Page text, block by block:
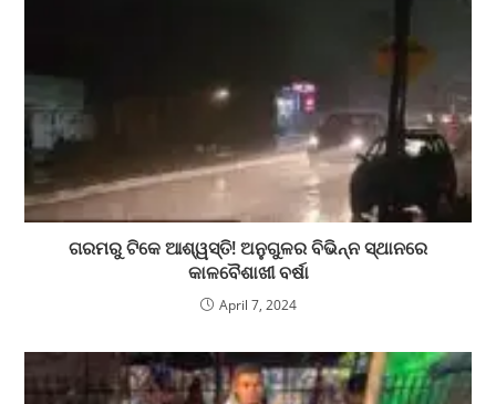
ଗରମରୁ ଟିକେ ଆଶ୍ୱସ୍ତି! ଅନୁଗୁଳର ବିଭିନ୍ନ ସ୍ଥାନରେ
କାଳବୈଶାଖୀ ବର୍ଷା
April 7, 2024